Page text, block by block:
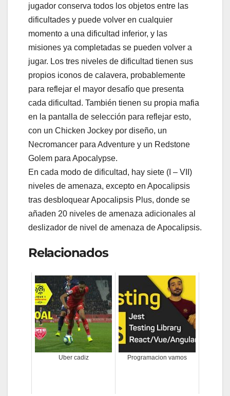
jugador conserva todos los objetos entre las
dificultades y puede volver en cualquier
momento a una dificultad inferior, y las
misiones ya completadas se pueden volver a
jugar. Los tres niveles de dificultad tienen sus
propios iconos de calavera, probablemente
para reflejar el mayor desafío que presenta
cada dificultad. También tienen su propia mafia
en la pantalla de selección para reflejar esto,
con un Chicken Jockey por diseño, un
Necromancer para Adventure y un Redstone
Golem para Apocalypse.
En cada modo de dificultad, hay siete (I – VII)
niveles de amenaza, excepto en Apocalipsis
tras desbloquear Apocalipsis Plus, donde se
añaden 20 niveles de amenaza adicionales al
deslizador de nivel de amenaza de Apocalipsis.
Relacionados
Uber cadiz Programacion vamos